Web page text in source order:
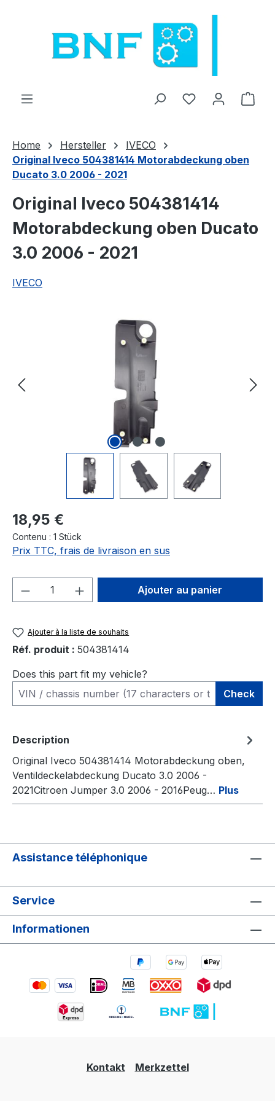
Vous avez 0Le
Home Hersteller
IVECO
Original Iveco 504381414 Motorabdeckung oben
Ducato 3.0 2006 - 2021
Original Iveco 504381414
Motorabdeckung oben Ducato
3.0 2006 - 2021
IVECO
Ignorer la galerie d'images
Prix régulier :
18,95 €
Contenu : 1 Stück
Prix TTC, frais de livraison en sus
Quantité de produit : Entrez la
Ajouter au panier
Ajouter à la liste de souhaits
Réf. produit : 504381414
Does this part fit my vehicle?
Check
Description
Original Iveco 504381414 Motorabdeckung oben,
Ventildeckelabdeckung Ducato 3.0 2006 -
2021Citroen Jumper 3.0 2006 - 2016Peug… Plus
Assistance téléphonique
Service
Informationen
Kontakt Merkzettel